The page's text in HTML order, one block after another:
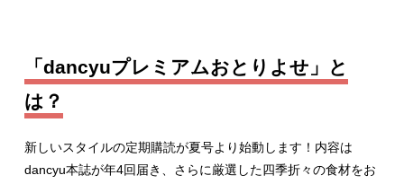
「dancyuプレミアムおとりよせ」と
は？
新しいスタイルの定期購読が夏号より始動します！内容は
dancyu本誌が年4回届き、さらに厳選した四季折々の食材をお